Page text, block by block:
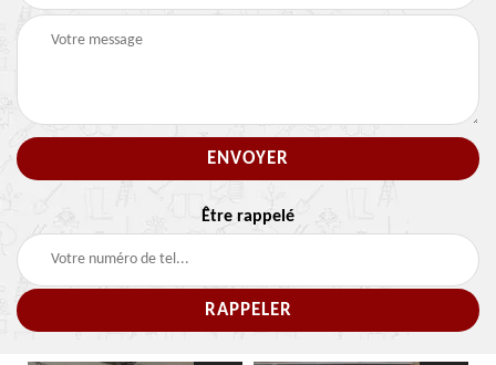
Être rappelé